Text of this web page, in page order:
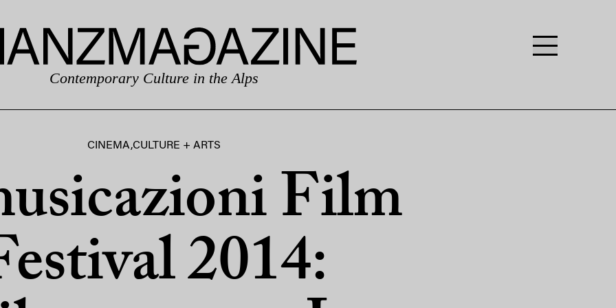
Contemporary Culture in the Alps
CINEMA,CULTURE + ARTS
Film
2014: